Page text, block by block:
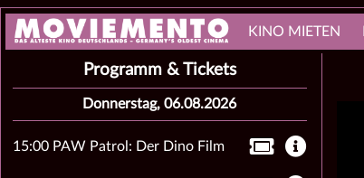
KINO MIETEN
Programm & Tickets
Donnerstag, 06.08.2026
15:00 PAW Patrol: Der Dino Film